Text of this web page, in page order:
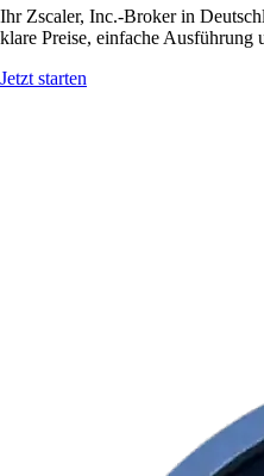
Ihr Zscaler, Inc.-Broker in
klare Preise, einfache
Jetzt starten